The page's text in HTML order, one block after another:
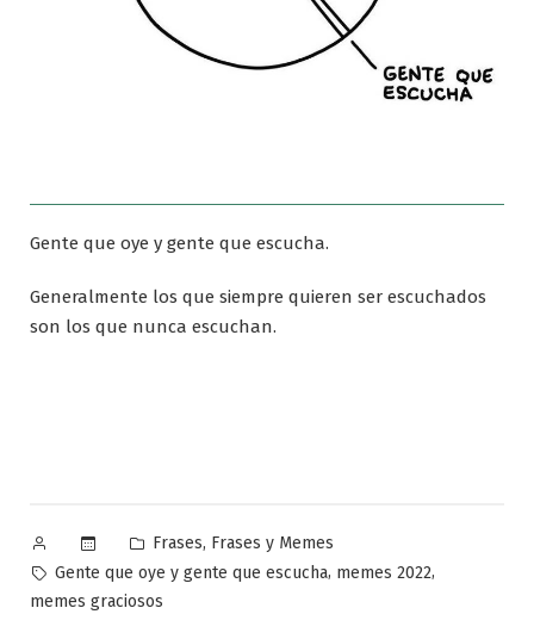
Gente que oye y gente que escucha.
Generalmente los que siempre quieren ser escuchados
son los que nunca escuchan.
Publicado
por
Publicado
en
Frases, Frases y Memes
Etiquetas:
Gente que oye y gente que escucha, memes 2022,
memes graciosos